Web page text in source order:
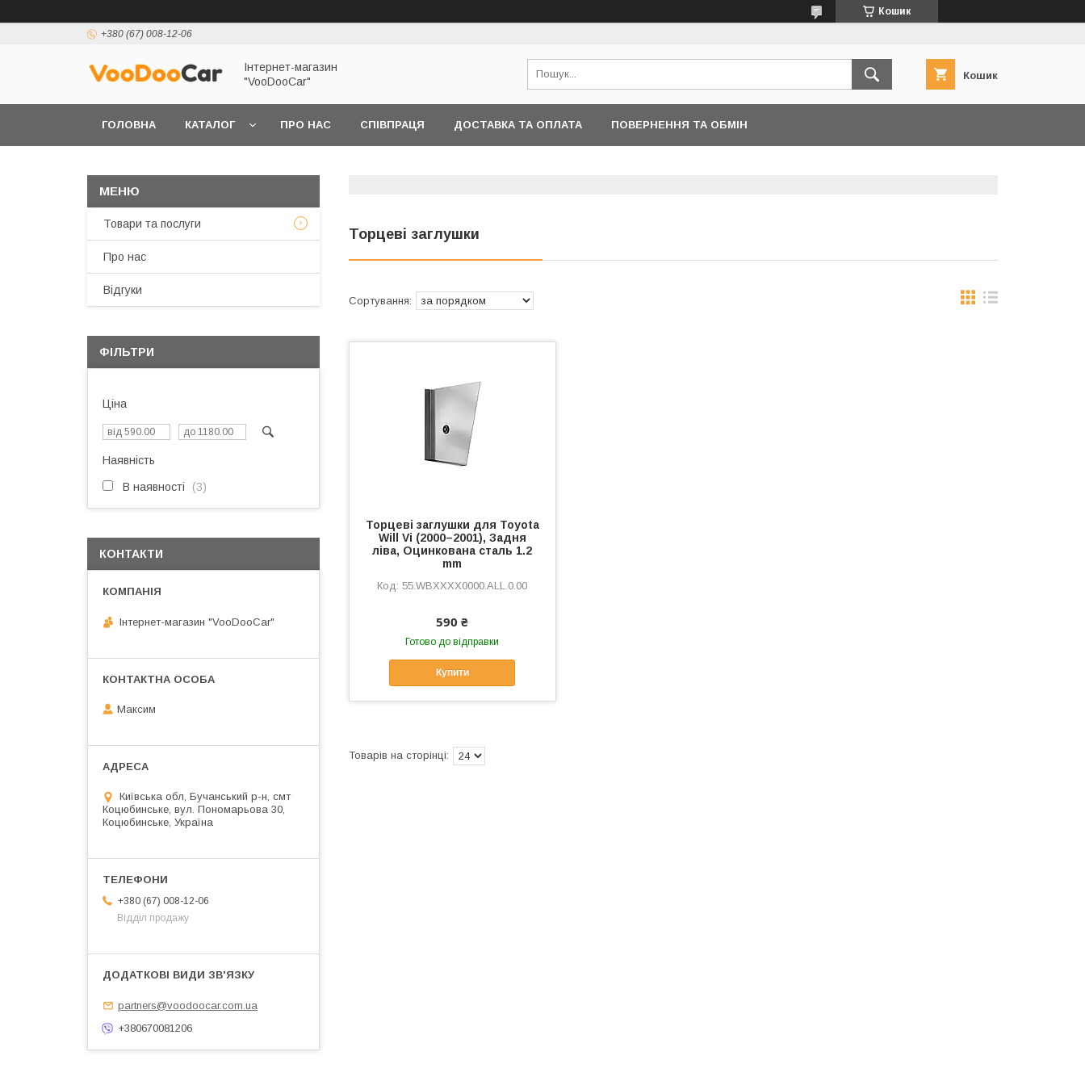
Кошик
+380 (67) 008-12-06
Інтернет-магазин
"VooDooCar"
Кошик
ГОЛОВНА КАТАЛОГ ПРО НАС СПІВПРАЦЯ ДОСТАВКА ТА ОПЛАТА ПОВЕРНЕННЯ ТА ОБМІН
Торцеві заглушки
Торцеві заглушки для Toyota
Will Vi (2000–2001), Задня
ліва, Оцинкована сталь 1.2
mm
55.WBXXXX0000.ALL.0.00
590 ₴
Готово до відправки
Купити
Товари та послуги
Про нас
Відгуки
ФІЛЬТРИ
Ціна
Наявність
В наявності 3
КОНТАКТИ
Інтернет-магазин "VooDooCar"
Максим
Київська обл, Бучанський р-н, смт
Коцюбинське, вул. Пономарьова 30,
Коцюбинське, Україна
+380 (67) 008-12-06
Відділ продажу
partners@voodoocar.com.ua
+380670081206